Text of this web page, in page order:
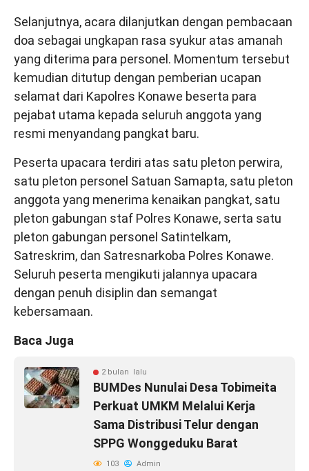
Selanjutnya, acara dilanjutkan dengan pembacaan
doa sebagai ungkapan rasa syukur atas amanah
yang diterima para personel. Momentum tersebut
kemudian ditutup dengan pemberian ucapan
selamat dari Kapolres Konawe beserta para
pejabat utama kepada seluruh anggota yang
resmi menyandang pangkat baru.
Peserta upacara terdiri atas satu pleton perwira,
satu pleton personel Satuan Samapta, satu pleton
anggota yang menerima kenaikan pangkat, satu
pleton gabungan staf Polres Konawe, serta satu
pleton gabungan personel Satintelkam,
Satreskrim, dan Satresnarkoba Polres Konawe.
Seluruh peserta mengikuti jalannya upacara
dengan penuh disiplin dan semangat
kebersamaan.
Baca Juga
2 bulan lalu
BUMDes Nunulai Desa Tobimeita
Perkuat UMKM Melalui Kerja
Sama Distribusi Telur dengan
SPPG Wonggeduku Barat
103 Admin